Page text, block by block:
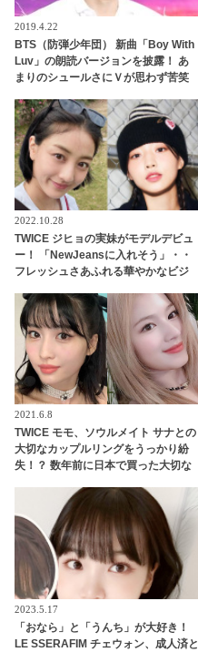
2019.4.22
BTS（防弾少年団） 新曲「Boy With
Luv」の朗読バージョンを披露！ あ
まりのシュールさにＶが思わず苦笑
2022.10.28
TWICE ジヒョの実妹がモデルデビュ
ー！ 「NewJeansに入れそう」・・
フレッシュさあふれる華やかなビジ
2021.6.8
TWICE モモ、ソウルメイト サナとの
大切なカップルリングをうっかり紛
失！？ 数年前に日本で買った大切な
の展開にビックリ
2023.5.17
「おなら」と「うんち」が大好き！
LE SSERAFIM チェウォン、成人済と